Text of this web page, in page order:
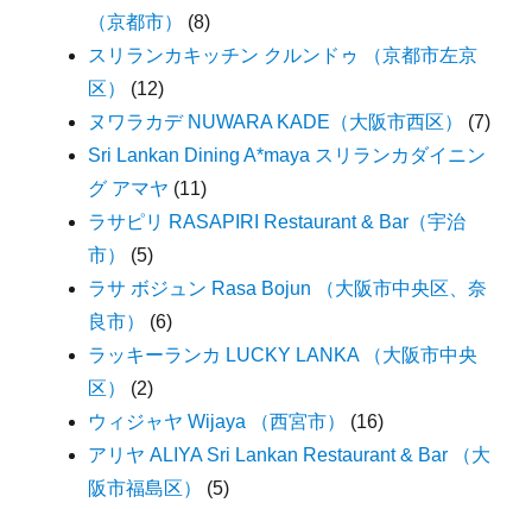
（京都市）
(8)
スリランカキッチン クルンドゥ （京都市左京
区）
(12)
ヌワラカデ NUWARA KADE（大阪市西区）
(7)
Sri Lankan Dining A*maya スリランカダイニン
グ アマヤ (11)
ラサピリ RASAPIRI Restaurant & Bar（宇治
市）
(5)
ラサ ボジュン Rasa Bojun （大阪市中央区、奈
良市）
(6)
ラッキーランカ LUCKY LANKA （大阪市中央
区）
(2)
ウィジャヤ Wijaya （西宮市）
(16)
アリヤ ALIYA Sri Lankan Restaurant & Bar （大
阪市福島区）
(5)